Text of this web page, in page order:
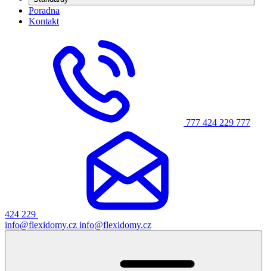
Poradna
Kontakt
777 424 229 777
424 229
info@flexidomy.cz info@flexidomy.cz